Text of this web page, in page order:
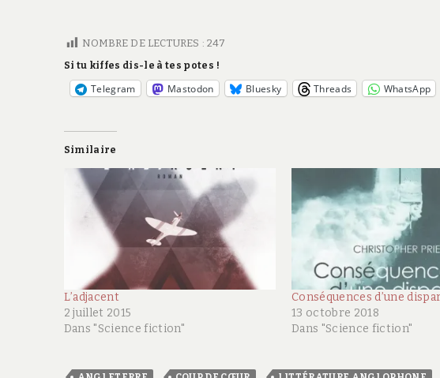
NOMBRE DE LECTURES : 247
Si tu kiffes dis-le à tes potes !
Telegram Mastodon Bluesky Threads WhatsApp
Similaire
L’adjacent
2 juillet 2015
Dans "Science fiction"
Conséquences d’une
13 octobre 2018
Dans "Science fiction"